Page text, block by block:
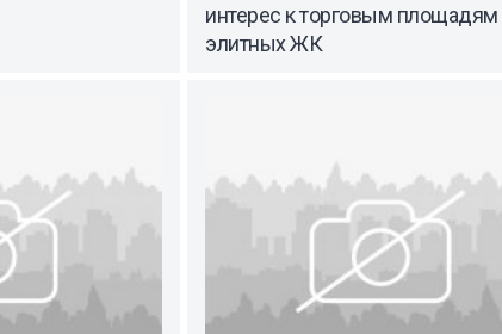
интерес к торговым площадям
элитных ЖК